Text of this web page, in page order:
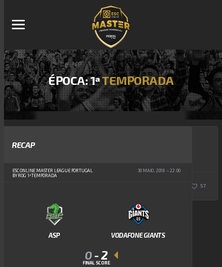
ÉPOCA: 1ªTEMPORADA
57
RECAP
ESC ONLINE MASTER LEAGUE PORTUGAL
BY ROG 1ª TEMPORADA
30 MAIO, 2018 22:00
ASP VODAFONE GIANTS
0-2
FINAL SCORE